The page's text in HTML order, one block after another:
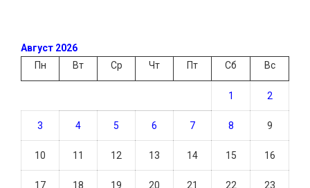
Август 2026
Пн
Вт Ср Чт Пт Сб Вс
1 2
3 4 5 6 7 8 9
10 11 12 13 14 15 16
17 18 19 20 21 22 23